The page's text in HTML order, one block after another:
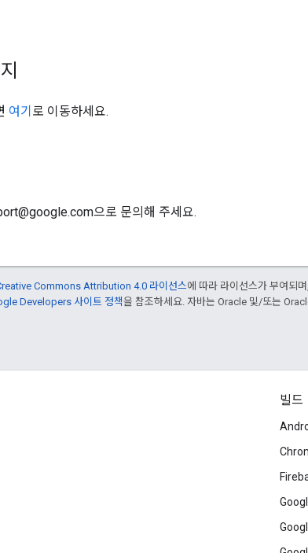
여기 로 이동하세요.
으로 문의해 주세요.
Commons Attribution 4.0 라이선스에 따라 라이선스가 부여되
Developers 사이트 정책을 참조하세요. 자바는 Oracle 및/또는
빌드